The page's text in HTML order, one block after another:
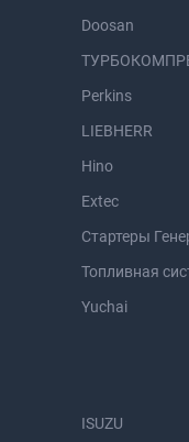
Doosan
Perkins
LIEBHERR
Hino
Extec
Стартеры
Топливная
Yuchai
ISUZU